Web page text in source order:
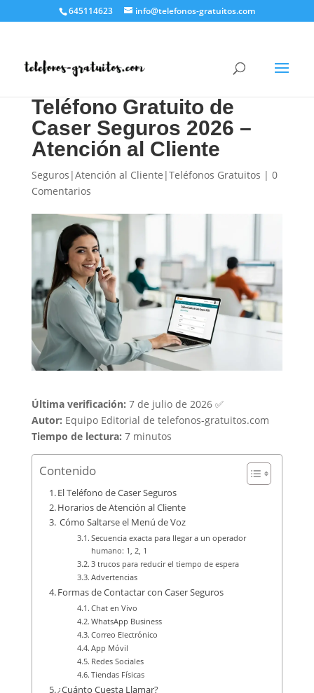
645114623 info@telefonos-gratuitos.com
Teléfono Gratuito de
Caser Seguros 2026 –
Atención al Cliente
Seguros|Atención al Cliente|Teléfonos Gratuitos | 0
Comentarios
Última verificación: 7 de julio de 2026 ✅
Autor: Equipo Editorial de telefonos-gratuitos.com
Tiempo de lectura: 7 minutos
Contenido
El Teléfono de Caser Seguros
Horarios de Atención al Cliente
️ Cómo Saltarse el Menú de Voz
Secuencia exacta para llegar a un operador
humano: 1, 2, 1
3 trucos para reducir el tiempo de espera
Advertencias
Formas de Contactar con Caser Seguros
Chat en Vivo
WhatsApp Business
Correo Electrónico
App Móvil
Redes Sociales
Tiendas Físicas
¿Cuánto Cuesta Llamar?